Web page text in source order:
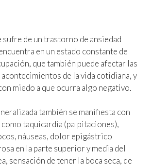
sufre de un trastorno de ansiedad
en un estado constante de
que también puede afectar las
de la vida cotidiana, y
miedo a que ocurra algo negativo.
también se manifiesta con
taquicardia (palpitaciones),
náuseas, dolor epigástrico
en la parte superior y media del
sensación de tener la boca seca, de